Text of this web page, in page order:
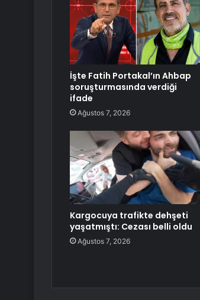
İşte Fatih Portakal’ın Ahbap
soruşturmasında verdiği
ifade
Ağustos 7, 2026
Kargocuya trafikte dehşeti
yaşatmıştı: Cezası belli oldu
Ağustos 7, 2026